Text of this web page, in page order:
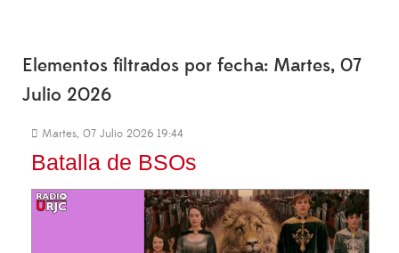
Elementos filtrados por fecha: Martes, 07
Julio 2026
Martes, 07 Julio 2026 19:44
Batalla de BSOs